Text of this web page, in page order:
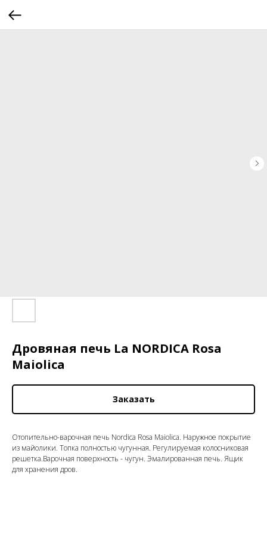
Дровяная печь La NORDICA Rosa
Maiolica
Заказать
Отопительно-варочная печь Nordica Rosa Maiolica. Наружное покрытие
из майолики. Топка полностью чугунная. Регулируемая колосниковая
решетка.Варочная поверхность - чугун. Эмалированная печь. Ящик
для хранения дров.